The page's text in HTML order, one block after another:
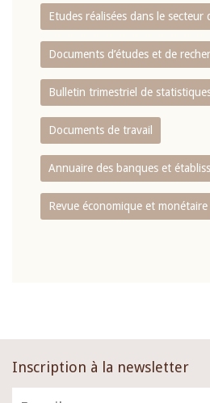
Etudes réalisées dans le secteur
Documents d’études et de
Bulletin trimestriel de
Documents de travail
Annuaire des banques et
Revue économique et monétaire
Inscription à la newsletter